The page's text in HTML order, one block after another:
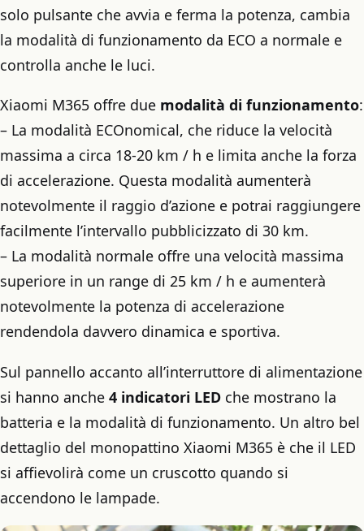
solo pulsante che avvia e ferma la potenza, cambia
la modalità di funzionamento da ECO a normale e
controlla anche le luci.
Xiaomi M365 offre due modalità di funzionamento:
– La modalità ECOnomical, che riduce la velocità
massima a circa 18-20 km / h e limita anche la forza
di accelerazione. Questa modalità aumenterà
notevolmente il raggio d’azione e potrai raggiungere
facilmente l’intervallo pubblicizzato di 30 km.
– La modalità normale offre una velocità massima
superiore in un range di 25 km / h e aumenterà
notevolmente la potenza di accelerazione
rendendola davvero dinamica e sportiva.
Sul pannello accanto all’interruttore di alimentazione
si hanno anche 4 indicatori LED che mostrano la
batteria e la modalità di funzionamento. Un altro bel
dettaglio del monopattino Xiaomi M365 è che il LED
si affievolirà come un cruscotto quando si
accendono le lampade.